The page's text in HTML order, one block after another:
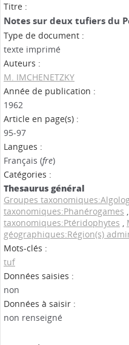
Titre :
Notes sur deux tufiers du
Type de document :
texte imprimé
Auteurs :
M. IMCHENETZKY
Année de publication :
1962
Article en page(s) :
95-97
Langues :
Français (fre)
Catégories :
Thesaurus général
Groupes
taxonomiques:Phanérogames ,
taxonomiques:Ptéridophytes ,
géographiques:Région(s)
Mots-clés :
tuf
Données saisies :
non
Données à saisir :
non renseigné